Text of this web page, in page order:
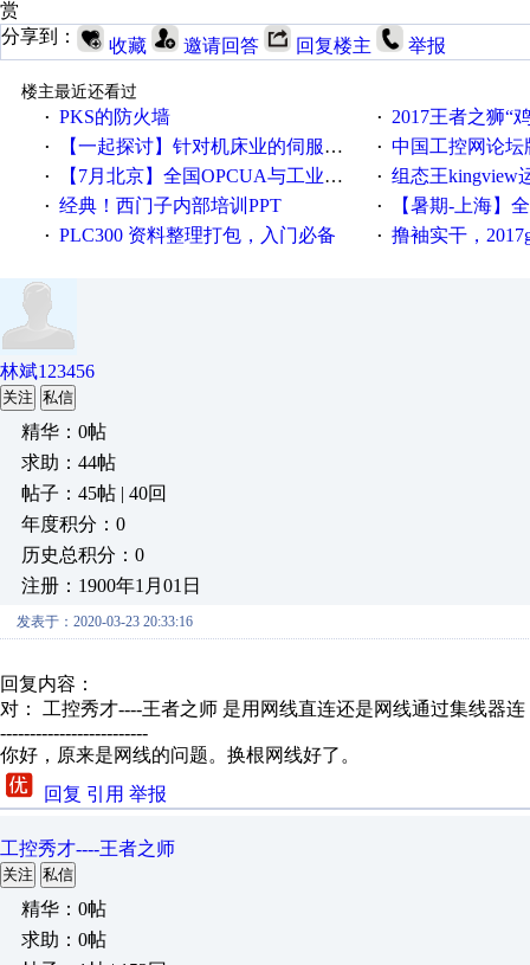
赏
分享到：
收藏 邀请回答 回复楼主 举报
楼主最近还看过
· PKS的防火墙 · 2017王者之狮“鸡”情签到
· 【一起探讨】针对机床业的伺服系统发展，您的期望是什么？ · 中国工控网论坛版
· 【7月北京】全国OPCUA与工业互联技术培训班通知！ · 组态王kingview
· 经典！西门子内部培训PPT · 【暑期-上海】全国工业
· PLC300 资料整理打包，入门必备 · 撸袖实干，2017gongkong®第
林斌123456
关注 私信
精华：0帖
求助：44帖
帖子：45帖 | 40回
年度积分：0
历史总积分：0
注册：1900年1月01日
发表于：2020-03-23 20:33:16
回复内容：
对： 工控秀才----王者之师 是用网线直连还是网线通过集线器
-------------------------
你好，原来是网线的问题。换根网线好了。
回复 引用 举报
工控秀才----王者之师
关注 私信
精华：0帖
求助：0帖